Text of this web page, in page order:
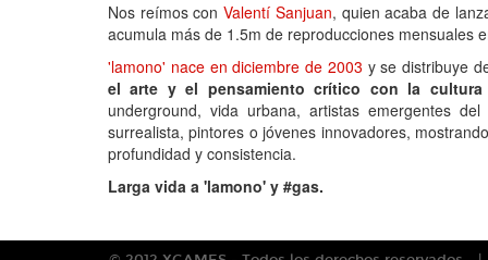
Nos reímos conValentí Sanjuan, quien acaba de
acumula más de 1.5m de reproducciones mensuales
'lamono' nace en diciembre de 2003 y se distribuye
el arte y el pensamiento crítico con la cultura
underground, vida urbana, artistas emergentes
surrealista, pintores o jóvenes innovadores,
profundidad y consistencia.
Larga vida a 'lamono' y #gas.